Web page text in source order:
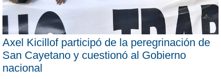
Axel Kicillof participó de la peregrinación de
San Cayetano y cuestionó al Gobierno
nacional